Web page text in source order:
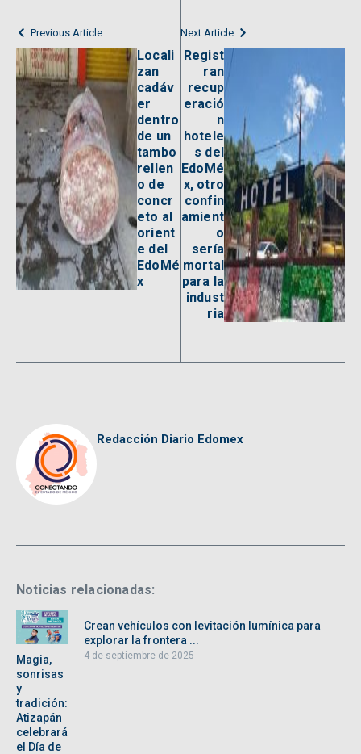
Previous Article
Locali
zan
cadáv
er
dentro
de un
tambo
rellen
o de
concr
eto al
orient
e del
EdoMé
x
Next Article
Regist
ran
recup
eració
n
hotele
s del
EdoMé
x, otro
confin
amient
o
sería
mortal
para la
indust
ria
Redacción Diario Edomex
Noticias relacionadas:
Magia,
sonrisas
y
tradición:
Atizapán
celebrará
el Día de
Crean vehículos con levitación lumínica para
explorar la frontera ...
4 de septiembre de 2025